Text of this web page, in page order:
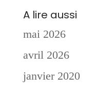
A lire aussi
mai 2026
avril 2026
janvier 2020